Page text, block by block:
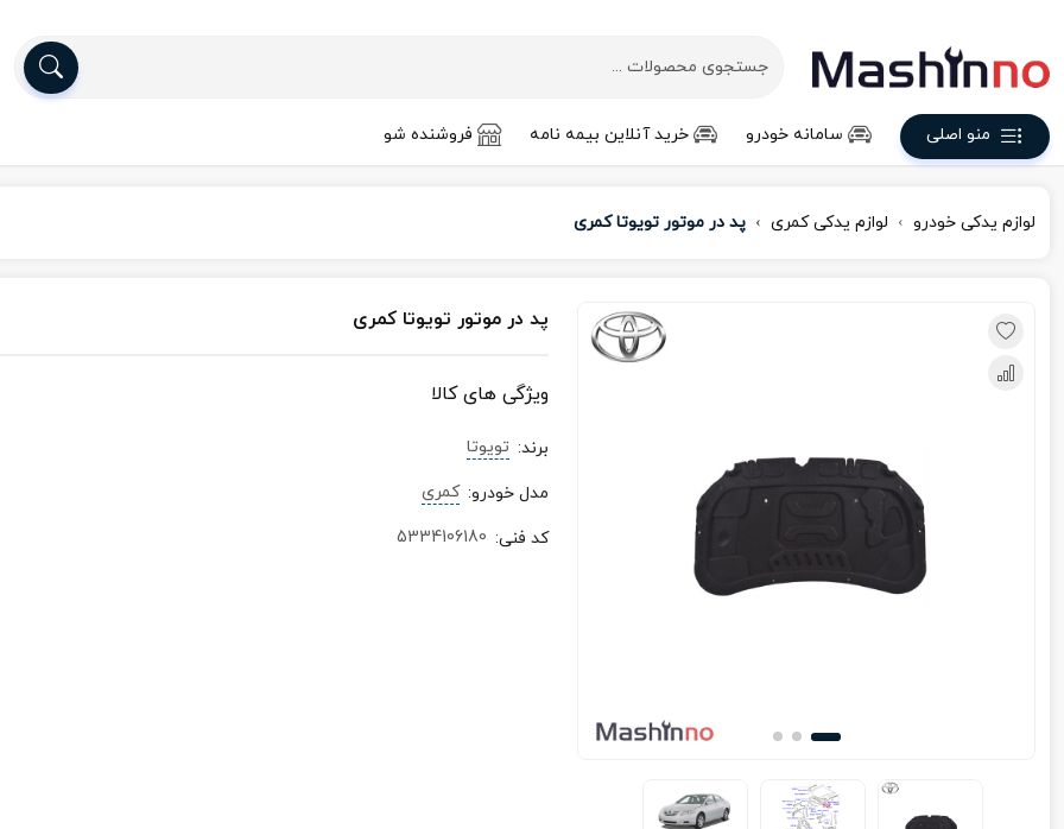
منو اصلی سامانه خودرو خرید آنلاین بیمه نامه فروشنده شو
لوازم یدکی خودرو لوازم یدکی کمری پد در موتور تویوتا کمری
پد در موتور تویوتا کمری
ویژگی های کالا
برند: تویوتا
مدل خودرو: کمری
کد فنی:
5334106180